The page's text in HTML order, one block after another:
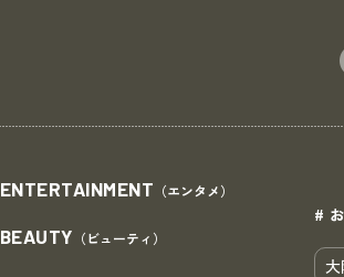
ENTERTAINMENT （エンタメ）
BEAUTY （ビューティ）
#
大